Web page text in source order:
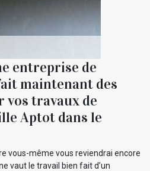
entreprise de
maintenant des
vos travaux de
Aptot dans le
vous-même vous reviendrai encore
vaut le travail bien fait d’un